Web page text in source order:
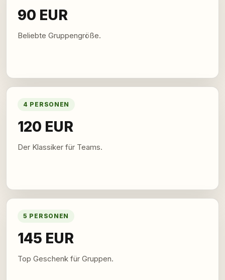
90 EUR
Beliebte Gruppengröße.
4 PERSONEN
120 EUR
Der Klassiker für Teams.
5 PERSONEN
145 EUR
Top Geschenk für Gruppen.